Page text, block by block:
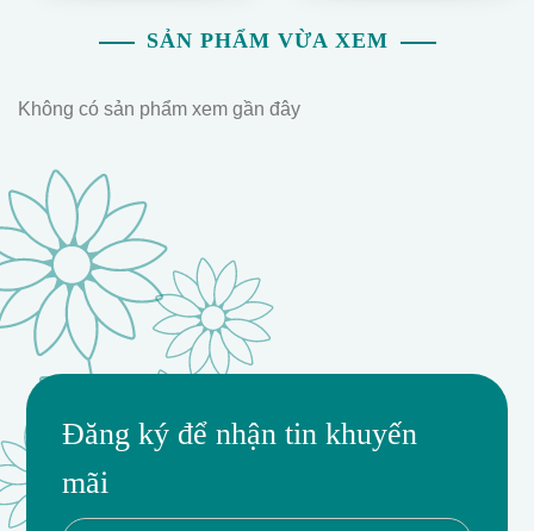
SẢN PHẨM VỪA XEM
Không có sản phẩm xem gần đây
Đăng ký để nhận tin khuyến
mãi